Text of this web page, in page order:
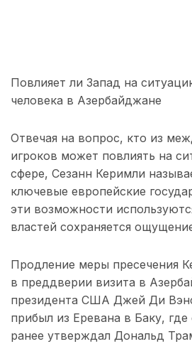
Повлияет ли Запад на
человека в Азербайджане
Отвечая на вопрос, кто из
игроков может повлиять на
сфере, Сезанн Керимли
ключевые европейские
эти возможности
властей сохраняется
Продление меры пресечения
в преддверии визита в
президента США Джей Ди
прибыл из Еревана в Баку, где
ранее утверждал Дональд